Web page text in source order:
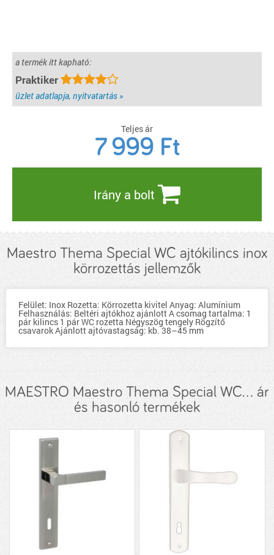
a termék itt kapható:
Praktiker
üzlet adatlapja, nyitvatartás »
Teljes ár
7 999 Ft
Irány a bolt
Maestro Thema Special WC ajtókilincs inox
körrozettás jellemzők
Felület: Inox Rozetta: Körrozetta kivitel Anyag: Alumínium
Felhasználás: Beltéri ajtókhoz ajánlott A csomag tartalma: 1
pár kilincs 1 pár WC rozetta Négyszög tengely Rögzítő
csavarok Ajánlott ajtóvastagság: kb. 38–45 mm
MAESTRO Maestro Thema Special WC... ár
és hasonló termékek